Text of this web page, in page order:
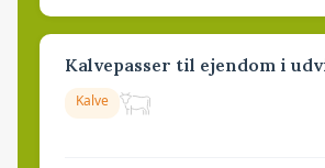
Kalvepasser til ejendom i
Kalve